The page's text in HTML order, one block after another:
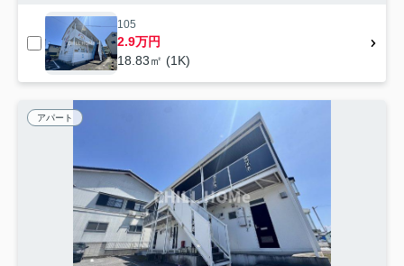
105
2.9万円
18.83㎡ (1K)
アパート